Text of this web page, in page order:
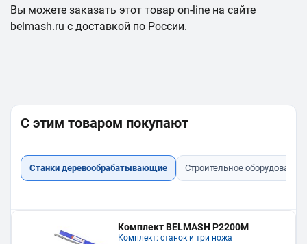
Вы можете заказать этот товар on-line на сайте
belmash.ru с доставкой по России.
С этим товаром покупают
Станки деревообрабатывающие Строительное оборудование
Комплект BELMASH P2200M
Комплект: станок и три ножа